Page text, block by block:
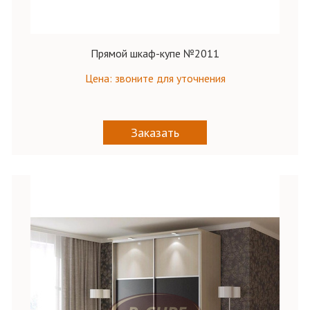
Прямой шкаф-купе №2011
Цена: звоните для уточнения
Заказать